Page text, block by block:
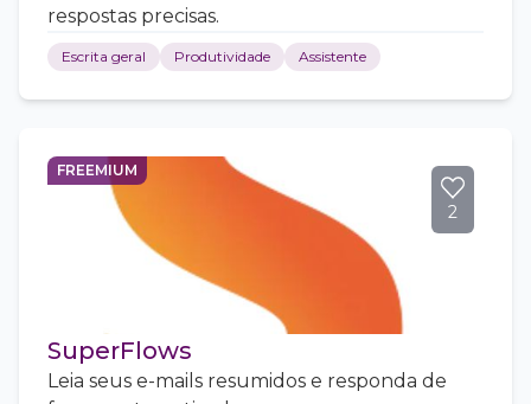
respostas precisas.
Escrita geral Produtividade Assistente
FREEMIUM
2
SuperFlows
Leia seus e-mails resumidos e responda de